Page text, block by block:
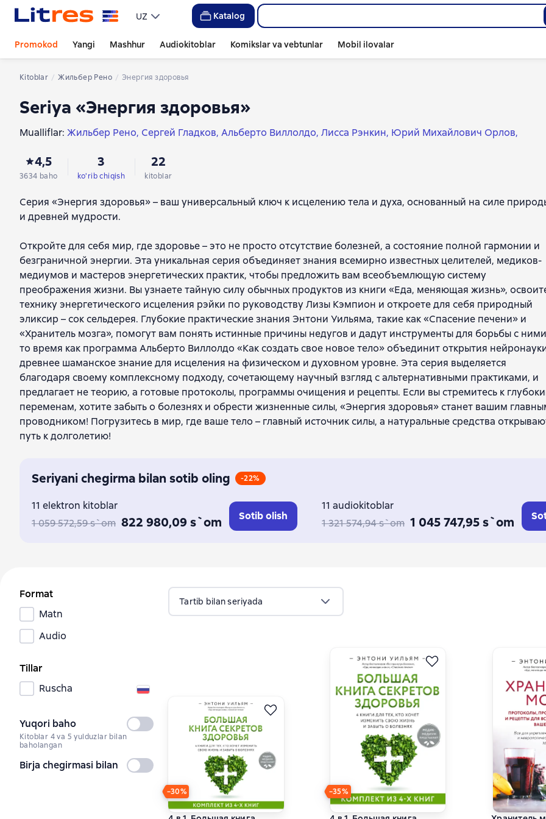
UZ Katalog
Promokod Yangi Mashhur Audiokitoblar Komikslar va vebtunlar Mobil ilovalar
Kitoblar Жильбер Рено Энергия здоровья
Seriya «Энергия здоровья»
Mualliflar: Жильбер Рено Сергей Гладков Альберто Виллолдо Лисса Рэнкин Юрий Михайлович Орлов
4,5
3634 baho
3
ko'rib chiqish
22
kitoblar
Серия «Энергия здоровья» – ваш универсальный ключ к исцелению тела и духа, основанный на силе
и древней мудрости.
Откройте для себя мир, где здоровье – это не просто отсутствие болезней, а состояние полной гармонии и
безграничной энергии. Эта уникальная серия объединяет знания всемирно известных целителей, медиков-
медиумов и мастеров энергетических практик, чтобы предложить вам всеобъемлющую систему
преображения жизни. Вы узнаете тайную силу обычных продуктов из книги «Еда, меняющая жизнь»,
технику энергетического исцеления рэйки по руководству Лизы Кэмпион и откроете для себя природный
эликсир – сок сельдерея. Глубокие практические знания Энтони Уильяма, такие как «Спасение печени» и
«Хранитель мозга», помогут вам понять истинные причины недугов и дадут инструменты для борьбы с
то время как программа Альберто Виллолдо «Как создать свое новое тело» объединит открытия
древнее шаманское знание для исцеления на физическом и духовном уровне. Эта серия выделяется
благодаря своему комплексному подходу, сочетающему научный взгляд с альтернативными практиками, и
предлагает не теорию, а готовые протоколы, программы очищения и рецепты. Если вы стремитесь к
переменам, хотите забыть о болезнях и обрести жизненные силы, «Энергия здоровья» станет вашим
проводником! Погрузитесь в мир, где ваше тело – главный источник силы, а натуральные средства
путь к долголетию!
Seriyani chegirma bilan sotib oling -22%
11 elektron kitoblar
1 059 572,59 s`om 822 980,09 s`om Sotib olish
11 audiokitoblar
1 321 574,94 s`om 1 045 747,95 s`om
Format
Matn
Audio
Tillar
Ruscha
Yuqori baho Tanlanmagan
Kitoblar 4 va 5 yulduzlar bilan
baholangan
Birja chegirmasi bilan Tanlanmagan
Tartib bilan seriyada
−30% −35%